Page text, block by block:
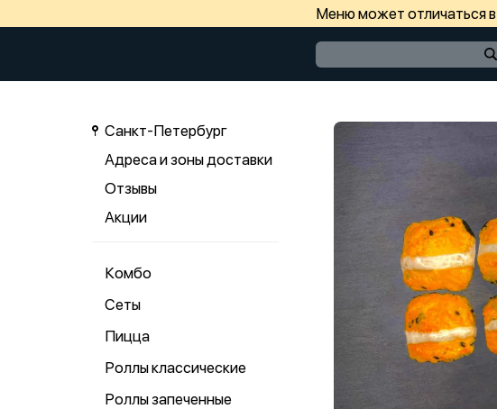
Меню может отличаться
Санкт-Петербург
Адреса и зоны доставки
Отзывы
Акции
Комбо
Сеты
Пицца
Роллы классические
Роллы запеченные